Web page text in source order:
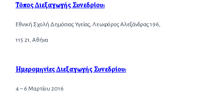
Τόπος Διεξαγωγής Συνεδρίου:
Εθνική Σχολή Δημόσιας Υγείας, Λεωφόρος Αλεξάνδρας 196,
115 21, Αθήνα
Ημερομηνίες Διεξαγωγής Συνεδρίου:
4 – 6 Μαρτίου 2016